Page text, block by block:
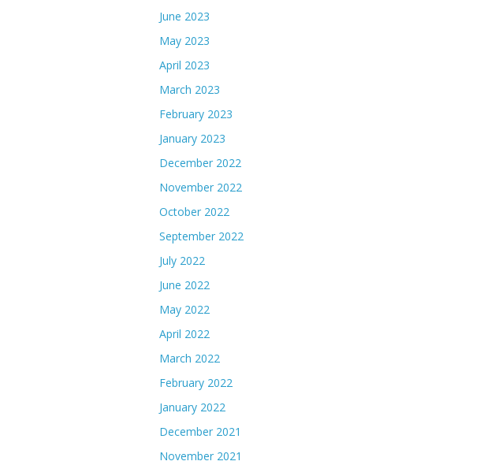
June 2023
May 2023
April 2023
March 2023
February 2023
January 2023
December 2022
November 2022
October 2022
September 2022
July 2022
June 2022
May 2022
April 2022
March 2022
February 2022
January 2022
December 2021
November 2021